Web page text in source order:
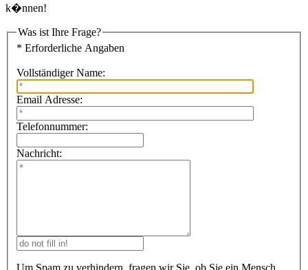
k�nnen!
Was ist Ihre Frage?
* Erforderliche Angaben
Vollständiger Name:
Email Adresse:
Telefonnummer:
Nachricht: